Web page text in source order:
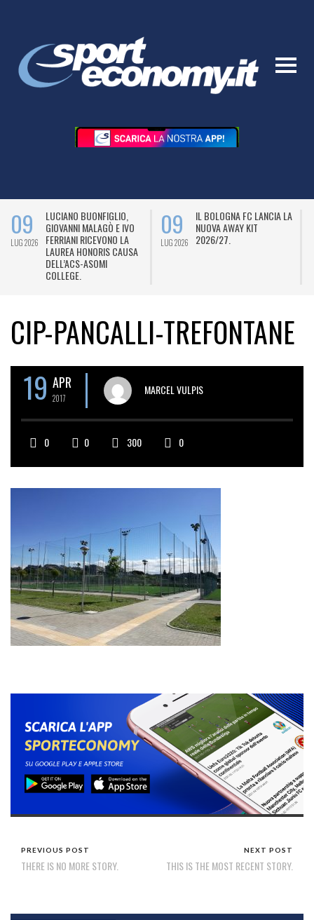
09
LUG 2026
LUCIANO BUONFIGLIO,
GIOVANNI MALAGÒ E IVO
FERRIANI RICEVONO LA
LAUREA HONORIS CAUSA
DELL’ACS-ASOMI
COLLEGE.
09
LUG 2026
IL BOLOGNA FC LANCIA LA
NUOVA AWAY KIT
2026/27.
CIP-PANCALLI-TREFONTANE
19 APR
2017
MARCEL VULPIS
0 0 300 0
PREVIOUS POST
THERE IS NO MORE STORY.
NEXT POST
THIS IS THE MOST RECENT STORY.